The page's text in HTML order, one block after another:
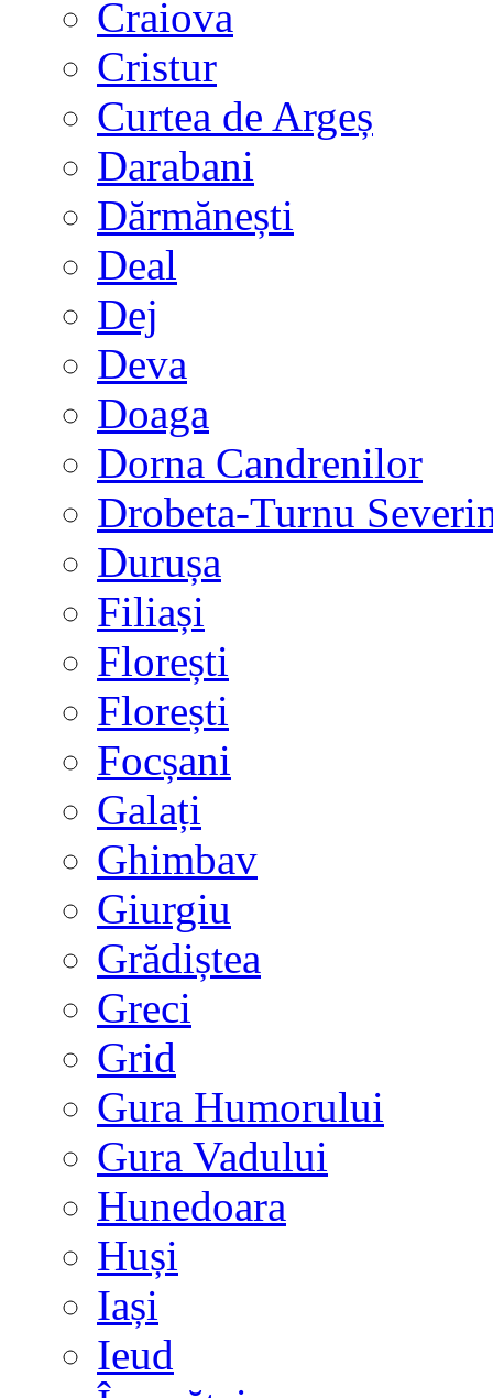
Craiova
Cristur
Curtea de Argeș
Darabani
Dărmănești
Deal
Dej
Deva
Doaga
Dorna Candrenilor
Drobeta-Turnu
Durușa
Filiași
Florești
Florești
Focșani
Galați
Ghimbav
Giurgiu
Grădiștea
Greci
Grid
Gura Humorului
Gura Vadului
Hunedoara
Huși
Iași
Ieud